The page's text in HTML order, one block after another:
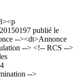
publié le
--><dt>Annonce
--> <!-- RCS -->
-->